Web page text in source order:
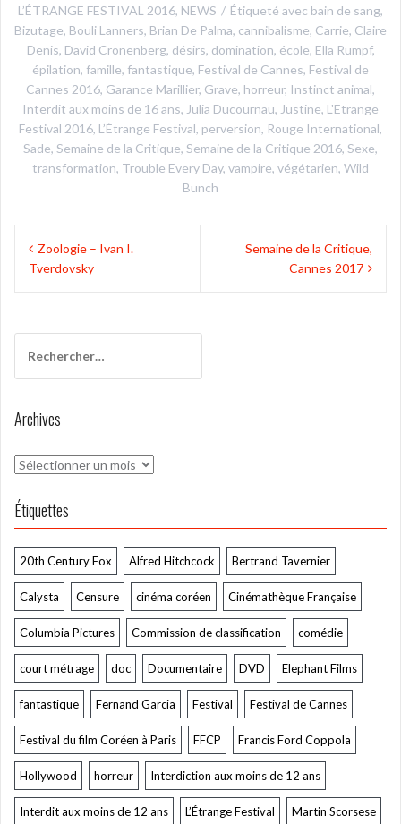
L’ÉTRANGE FESTIVAL 2016, NEWS Étiqueté avec bain de sang,
Bizutage, Bouli Lanners, Brian De Palma, cannibalisme, Carrie, Claire
Denis, David Cronenberg, désirs, domination, école, Ella Rumpf,
épilation, famille, fantastique, Festival de Cannes, Festival de
Cannes 2016, Garance Marillier, Grave, horreur, Instinct animal,
Interdit aux moins de 16 ans, Julia Ducournau, Justine, L'Etrange
Festival 2016, L’Étrange Festival, perversion, Rouge International,
Sade, Semaine de la Critique, Semaine de la Critique 2016, Sexe,
transformation, Trouble Every Day, vampire, végétarien, Wild
Bunch
Navigation
de Zoologie – Ivan I.
Tverdovsky
Semaine de la Critique,
Cannes 2017
Archives
Archives
Étiquettes
20th Century Fox Alfred Hitchcock Bertrand Tavernier
Calysta Censure cinéma coréen Cinémathèque Française
Columbia Pictures Commission de classification comédie
court métrage doc Documentaire DVD Elephant Films
fantastique Fernand Garcia Festival Festival de Cannes
Festival du film Coréen à Paris FFCP Francis Ford Coppola
Hollywood horreur Interdiction aux moins de 12 ans
Interdit aux moins de 12 ans L’Étrange Festival Martin Scorsese